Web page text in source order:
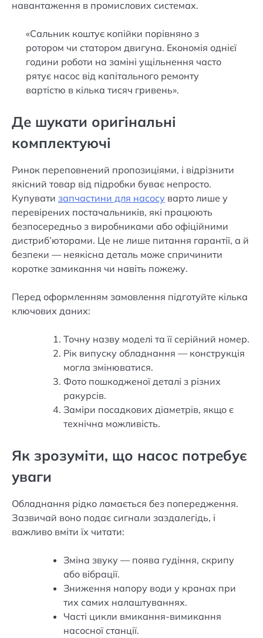
навантаження в промислових системах.
«Сальник коштує копійки порівняно з
ротором чи статором двигуна. Економія однієї
години роботи на заміні ущільнення часто
рятує насос від капітального ремонту
вартістю в кілька тисяч гривень».
Де шукати оригінальні
комплектуючі
Ринок переповнений пропозиціями, і відрізнити
якісний товар від підробки буває непросто.
Купувати запчастини для насосу варто лише у
перевірених постачальників, які працюють
безпосередньо з виробниками або офіційними
дистриб’юторами. Це не лише питання гарантії, а й
безпеки — неякісна деталь може спричинити
коротке замикання чи навіть пожежу.
Перед оформленням замовлення підготуйте кілька
ключових даних:
Точну назву моделі та її серійний номер.
Рік випуску обладнання — конструкція
могла змінюватися.
Фото пошкодженої деталі з різних
ракурсів.
Заміри посадкових діаметрів, якщо є
технічна можливість.
Як зрозуміти, що насос потребує
уваги
Обладнання рідко ламається без попередження.
Зазвичай воно подає сигнали заздалегідь, і
важливо вміти їх читати:
Зміна звуку — поява гудіння, скрипу
або вібрації.
Зниження напору води у кранах при
тих самих налаштуваннях.
Часті цикли вмикання-вимикання
насосної станції.